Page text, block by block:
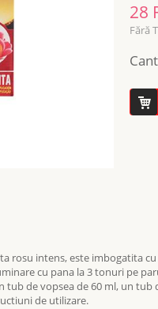
28
Fără
rosu intens, este imbogatita
cu pana la 3 tonuri pe
de vopsea de 60 ml, un
de utilizare.